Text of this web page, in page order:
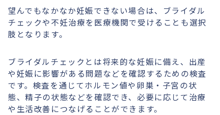
望んでもなかなか妊娠できない場合は、ブライダル
チェックや不妊治療を医療機関で受けることも選択
肢となります。
ブライダルチェックとは将来的な妊娠に備え、出産
や妊娠に影響がある問題などを確認するための検査
です。検査を通じてホルモン値や卵巣・子宮の状
態、精子の状態などを確認でき、必要に応じて治療
や生活改善につなげることができます。